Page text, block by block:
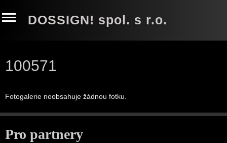
DOSSIGN! spol. s r.o.
100571
Fotogalerie neobsahuje žádnou fotku.
Pro partnery